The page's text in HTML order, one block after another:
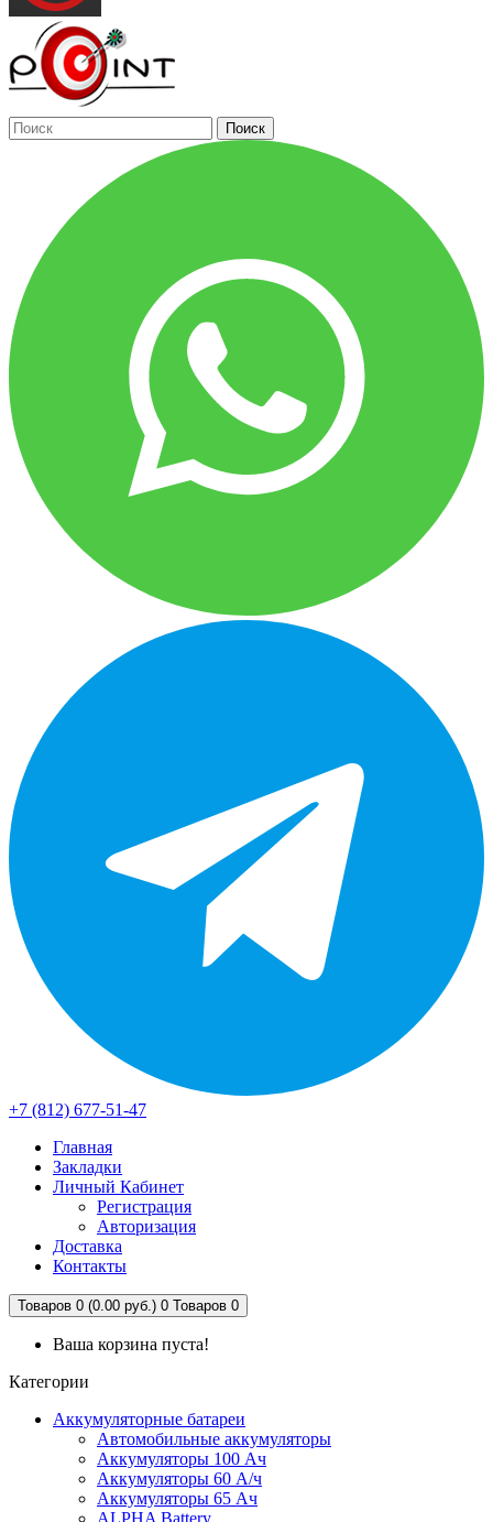
Поиск
+7 (812) 677-51-47
Главная
Закладки
Личный Кабинет
Регистрация
Авторизация
Доставка
Контакты
Товаров 0 (0.00 руб.) 0 Товаров 0
Ваша корзина пуста!
Категории
Аккумуляторные батареи
Автомобильные аккумуляторы
Аккумуляторы 100 Ач
Аккумуляторы 60 А/ч
Аккумуляторы 65 Ач
ALPHA Battery